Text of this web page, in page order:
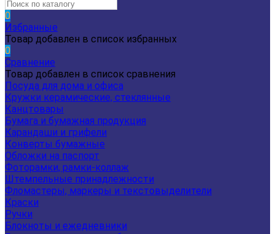
0
Избранные
Товар добавлен в список избранных
0
Сравнение
Товар добавлен в список сравнения
Посуда для дома и офиса
Кружки керамические, стеклянные
Канцтовары
Бумага и бумажная продукция
Карандаши и грифели
Конверты бумажные
Обложки на паспорт
Фоторамки, рамки-коллаж
Штемпельные принадлежности
Фломастеры, маркеры и текстовыделители
Краски
Ручки
Блокноты и ежедневники